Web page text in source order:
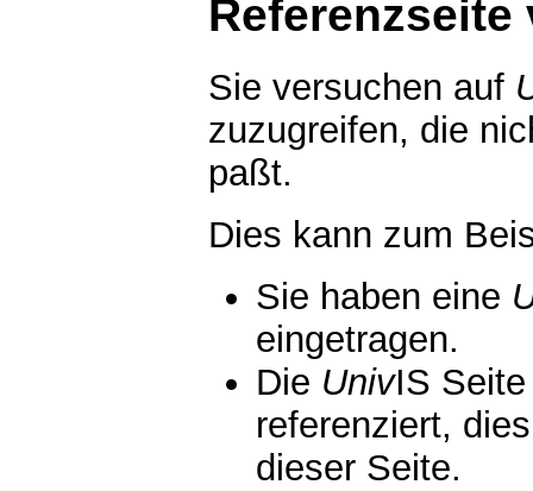
Referenzseite
Sie versuchen auf
zuzugreifen, die
paßt.
Dies kann zum
Sie haben eine
eingetragen.
Die UnivIS
referenziert,
dieser Seite.